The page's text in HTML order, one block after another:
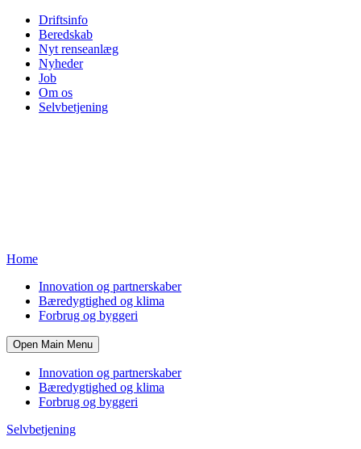
Driftsinfo
Beredskab
Nyt renseanlæg
Nyheder
Job
Om os
Selvbetjening
Home
Innovation og partnerskaber
Bæredygtighed og klima
Forbrug og byggeri
Open Main Menu
Innovation og partnerskaber
Bæredygtighed og klima
Forbrug og byggeri
Selvbetjening